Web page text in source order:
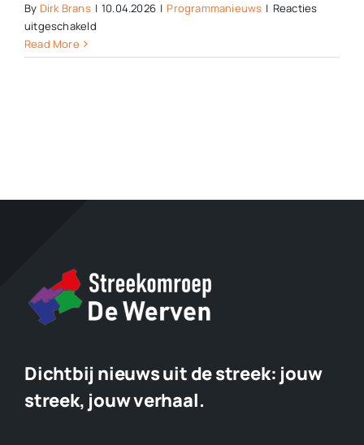
By Dirk Brans | 10.04.2026 | Programmanieuws | Reacties
uitgeschakeldvoor
zaterdag
Read More
Dichtbij nieuws uit de streek: jouw
streek, jouw verhaal.